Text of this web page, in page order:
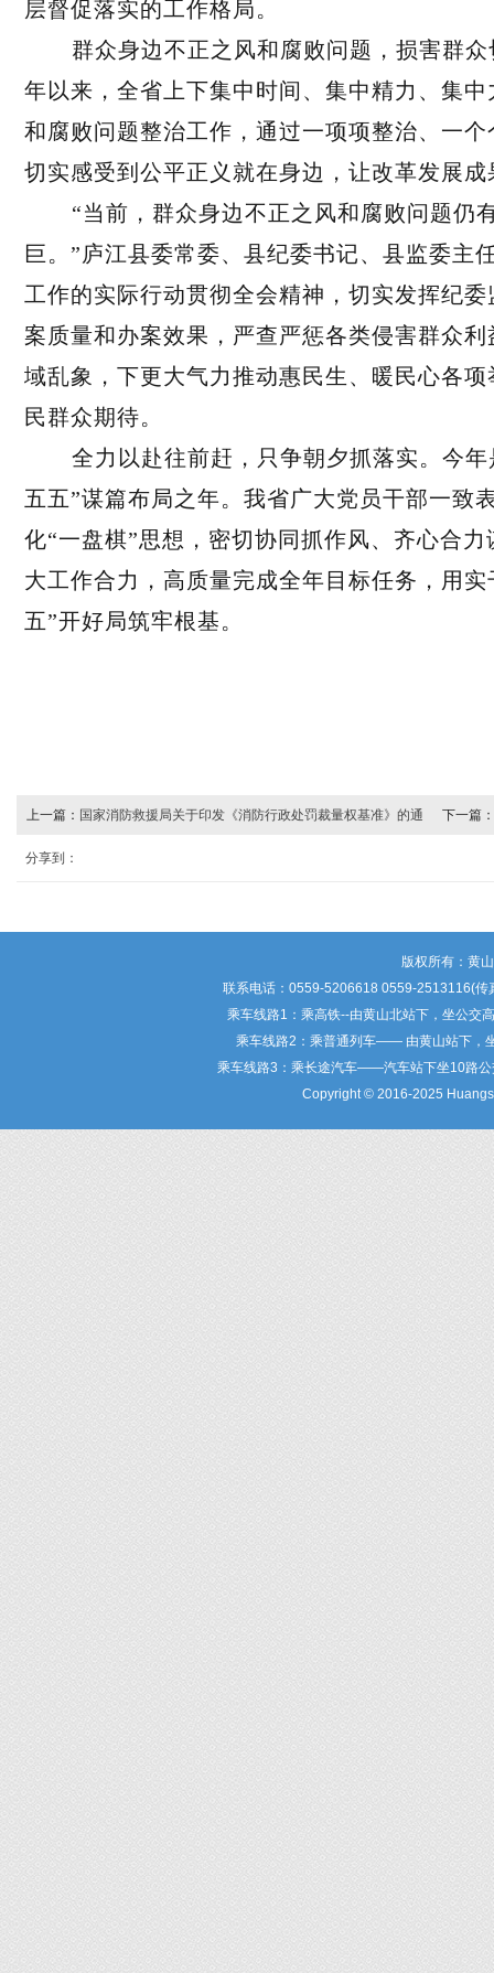
层督促落实的工作格局。
群众身边不正之风和腐败问题，损害群
年以来，全省上下集中时间、集中精力、集
和腐败问题整治工作，通过一项项整治、一
切实感受到公平正义就在身边，让改革发展
“当前，群众身边不正之风和腐败问题仍
巨。”庐江县委常委、县纪委书记、县监委主
工作的实际行动贯彻全会精神，切实发挥纪
案质量和办案效果，严查严惩各类侵害群众
域乱象，下更大气力推动惠民生、暖民心各
民群众期待。
全力以赴往前赶，只争朝夕抓落实。今
五五”谋篇布局之年。我省广大党员干部一致
化“一盘棋”思想，密切协同抓作风、齐心合
大工作合力，高质量完成全年目标任务，用
五”开好局筑牢根基。
上一篇： 国家消防救援局关于印发《消防行政处罚裁量权基准》的通
知
下一篇：
分享到：
版权所有：
联系电话：0559-5206618 0559-2513116(
乘车线路1：乘高铁--由黄山北站下，坐公交
乘车线路2：乘普通列车—— 由黄山站下，
乘车线路3：乘长途汽车——汽车站下坐10路公
Copyright © 2016-2025